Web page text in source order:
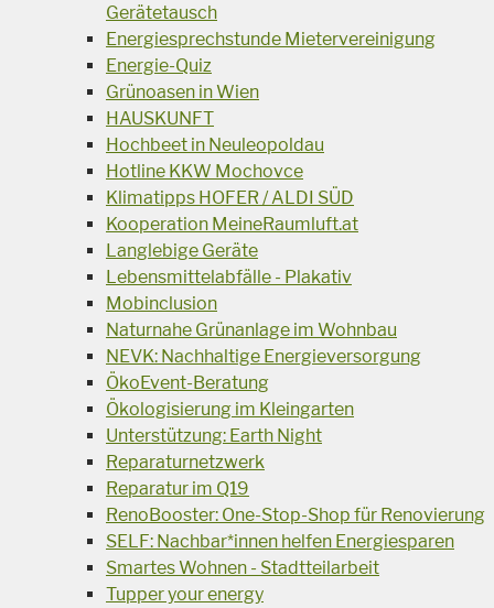
Gerätetausch
Energiesprechstunde Mietervereinigung
Energie-Quiz
Grünoasen in Wien
HAUSKUNFT
Hochbeet in Neuleopoldau
Hotline KKW Mochovce
Klimatipps HOFER / ALDI SÜD
Kooperation MeineRaumluft.at
Langlebige Geräte
Lebensmittelabfälle - Plakativ
Mobinclusion
Naturnahe Grünanlage im Wohnbau
NEVK: Nachhaltige Energieversorgung
ÖkoEvent-Beratung
Ökologisierung im Kleingarten
Unterstützung: Earth Night
Reparaturnetzwerk
Reparatur im Q19
RenoBooster: One-Stop-Shop für Renovierung
SELF: Nachbar*innen helfen Energiesparen
Smartes Wohnen - Stadtteilarbeit
Tupper your energy